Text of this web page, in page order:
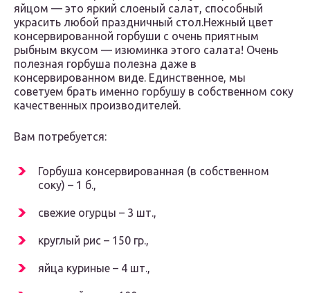
яйцом — это яркий слоеный салат, способный
украсить любой праздничный стол.Нежный цвет
консервированной горбуши с очень приятным
рыбным вкусом — изюминка этого салата! Очень
полезная горбуша полезна даже в
консервированном виде. Единственное, мы
советуем брать именно горбушу в собственном соку
качественных производителей.
Вам потребуется:
Горбуша консервированная (в собственном
соку) – 1 б.,
свежие огурцы – 3 шт.,
круглый рис – 150 гр.,
яйца куриные – 4 шт.,